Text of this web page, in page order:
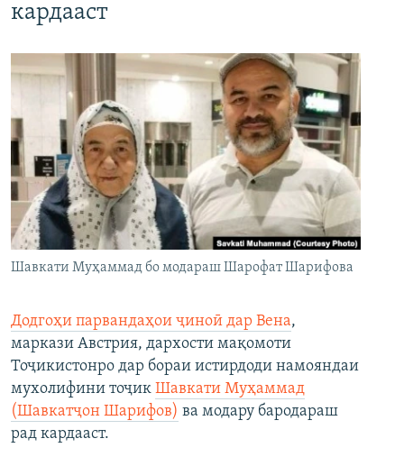
кардааст
Шавкати Муҳаммад бо модараш Шарофат Шарифова
Додгоҳи парвандаҳои ҷиноӣ дар Вена,
маркази Австрия, дархости мақомоти
Тоҷикистонро дар бораи истирдоди намояндаи
мухолифини тоҷик Шавкати Муҳаммад
(Шавкатҷон Шарифов) ва модару бародараш
рад кардааст.